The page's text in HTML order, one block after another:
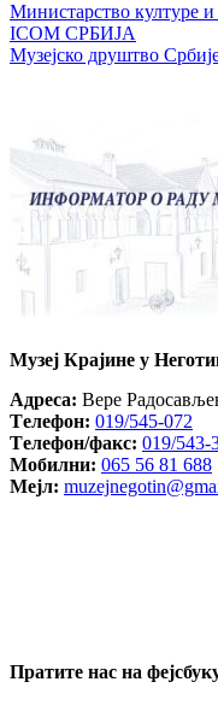
Министарство културе
ICOM СРБИЈА
Музејско друштво
Музеј Крајине у
Aдреса: Вере
Tелефон: 019/545-072
Tелефон/факс: 019/543-
Mобилни: 065 56 81 688
Mејл:
Пратите нас на